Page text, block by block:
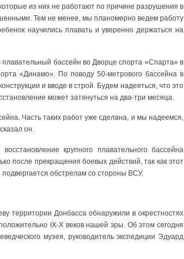
из них не работают по причине разрушения в
Тем не менее, мы планомерно ведем работу
научились плавать и уверенно держаться на
бассейн во Дворце спорта «Спарта» в
«Динамо». По поводу 50-метрового бассейна в
и вводе в строй. Будем надеяться, что это
может затянуться на два-три месяца.
Часть таких работ уже сделана, и мы надеемся,
он.
крупного плавательного бассейна
после прекращения боевых действий, так как этот
обстрелам со стороны ВСУ.
территории Донбасса обнаружили в окрестностях
IX-X веков нашей эры. Об этом сегодня
музея, руководитель экспедиции Эдуард